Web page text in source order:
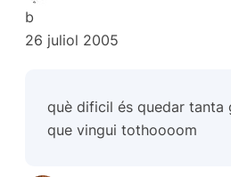
b
26 juliol 2005
què dificil és quedar tanta
que vingui tothoooom